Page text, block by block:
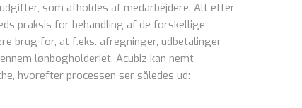
som afholdes af medarbejdere. Alt efter
praksis for behandling af de forskellige
brug for, at f.eks. afregninger, udbetalinger
lønbogholderiet. Acubiz kan nemt
hvorefter processen ser således ud: